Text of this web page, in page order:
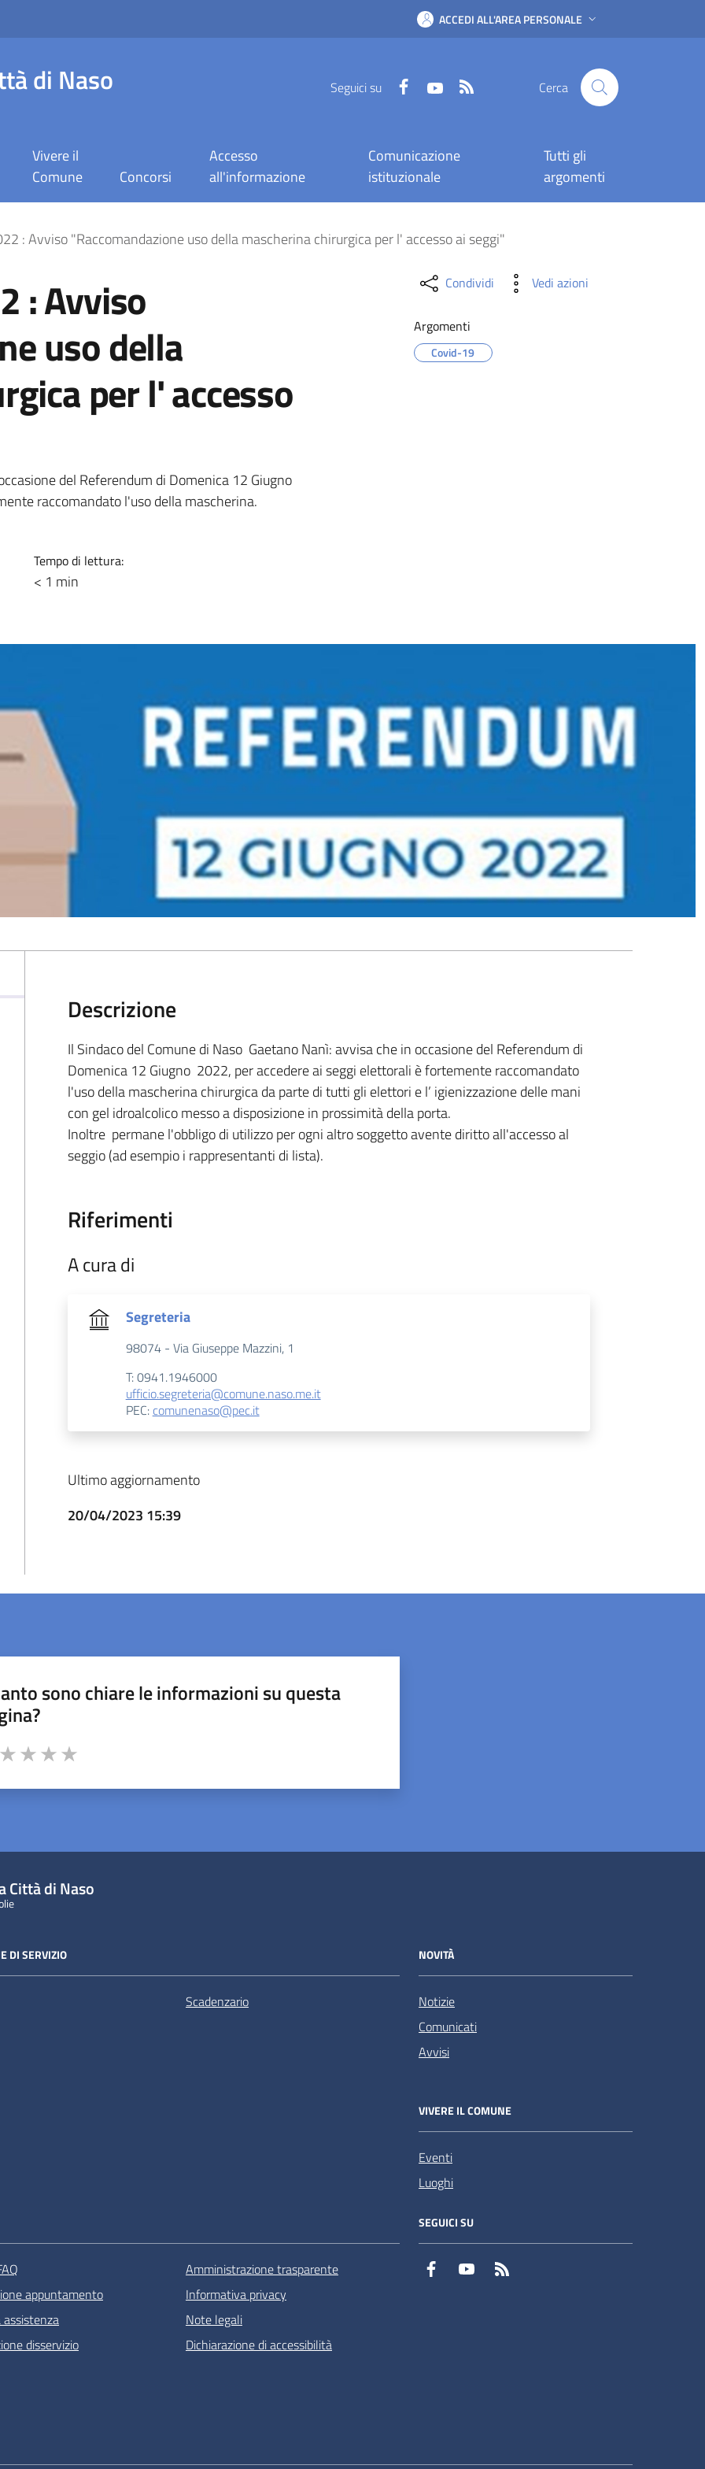
ACCEDI ALL'AREA PERSONALE
di Naso Seguici su FacebookYouTube Cerca
Vivere il
Comune
Concorsi
Accesso
all'informazione
Comunicazione
istituzionale
Tutti gli
argomenti
"Raccomandazione uso della
: Avviso "Raccomandazione uso della mascherina chirurgica per l' accesso ai seggi"
: Avviso
uso della
per l' accesso
del Referendum di Domenica 12 Giugno
raccomandato l'uso della mascherina.
Tempo di lettura:
< 1 min
Condividi Vedi azioni
Argomenti
Covid-19
Descrizione
Il Sindaco del Comune di Naso Gaetano Nanì: avvisa che in occasione del Referendum di
Domenica 12 Giugno 2022, per accedere ai seggi elettorali è fortemente raccomandato
l'uso della mascherina chirurgica da parte di tutti gli elettori e l’ igienizzazione delle mani
con gel idroalcolico messo a disposizione in prossimità della porta.
Inoltre permane l'obbligo di utilizzo per ogni altro soggetto avente diritto all'accesso al
seggio (ad esempio i rappresentanti di lista).
Riferimenti
A cura di
Segreteria
98074 - Via Giuseppe Mazzini, 1
T: 0941.1946000
ufficio.segreteria@comune.naso.me.it
PEC: comunenaso@pec.it
Ultimo aggiornamento
20/04/2023 15:39
sono chiare le informazioni su questa
da 1 a 5 stelle la pagina
Città di Naso
DI SERVIZIO
Scadenzario
NOVITÀ
Notizie
Comunicati
Avvisi
VIVERE IL COMUNE
Eventi
Luoghi
appuntamento
assistenza
disservizio
Amministrazione trasparente
Informativa privacy
Note legali
Dichiarazione di accessibilità
SEGUICI SU
Facebook YouTube